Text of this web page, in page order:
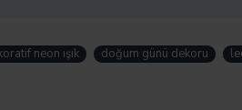
neon ışık doğum günü dekoru